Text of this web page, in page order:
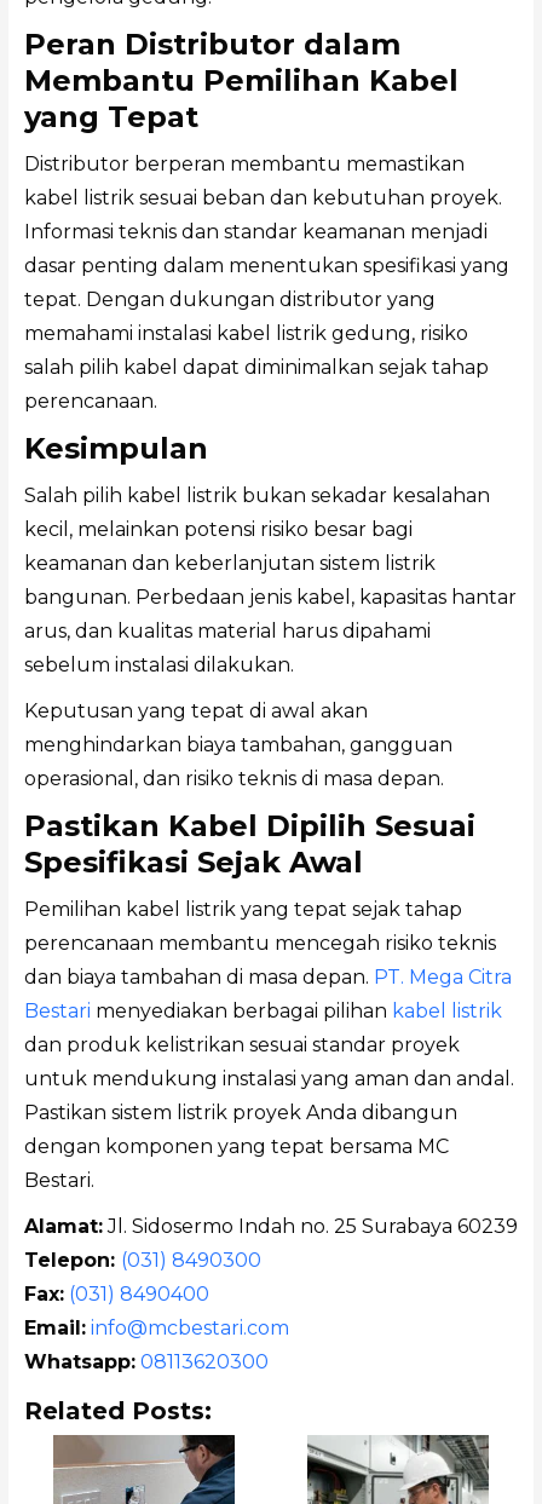
Peran Distributor dalam
Membantu Pemilihan Kabel
yang Tepat
Distributor berperan membantu memastikan
kabel listrik sesuai beban dan kebutuhan proyek.
Informasi teknis dan standar keamanan menjadi
dasar penting dalam menentukan spesifikasi yang
tepat. Dengan dukungan distributor yang
memahami instalasi kabel listrik gedung, risiko
salah pilih kabel dapat diminimalkan sejak tahap
perencanaan.
Kesimpulan
Salah pilih kabel listrik bukan sekadar kesalahan
kecil, melainkan potensi risiko besar bagi
keamanan dan keberlanjutan sistem listrik
bangunan. Perbedaan jenis kabel, kapasitas hantar
arus, dan kualitas material harus dipahami
sebelum instalasi dilakukan.
Keputusan yang tepat di awal akan
menghindarkan biaya tambahan, gangguan
operasional, dan risiko teknis di masa depan.
Pastikan Kabel Dipilih Sesuai
Spesifikasi Sejak Awal
Pemilihan kabel listrik yang tepat sejak tahap
perencanaan membantu mencegah risiko teknis
dan biaya tambahan di masa depan. PT. Mega Citra
Bestari menyediakan berbagai pilihan kabel listrik
dan produk kelistrikan sesuai standar proyek
untuk mendukung instalasi yang aman dan andal.
Pastikan sistem listrik proyek Anda dibangun
dengan komponen yang tepat bersama MC
Bestari.
Alamat:Jl. Sidosermo Indah no. 25 Surabaya 60239
Telepon: (031) 8490300
Fax: (031) 8490400
Email: info@mcbestari.com
Whatsapp: 08113620300
Related Posts: